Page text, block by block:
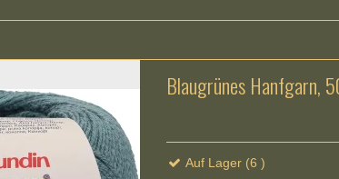
Blaugrünes Hanfgarn,
Auf Lager (6 )